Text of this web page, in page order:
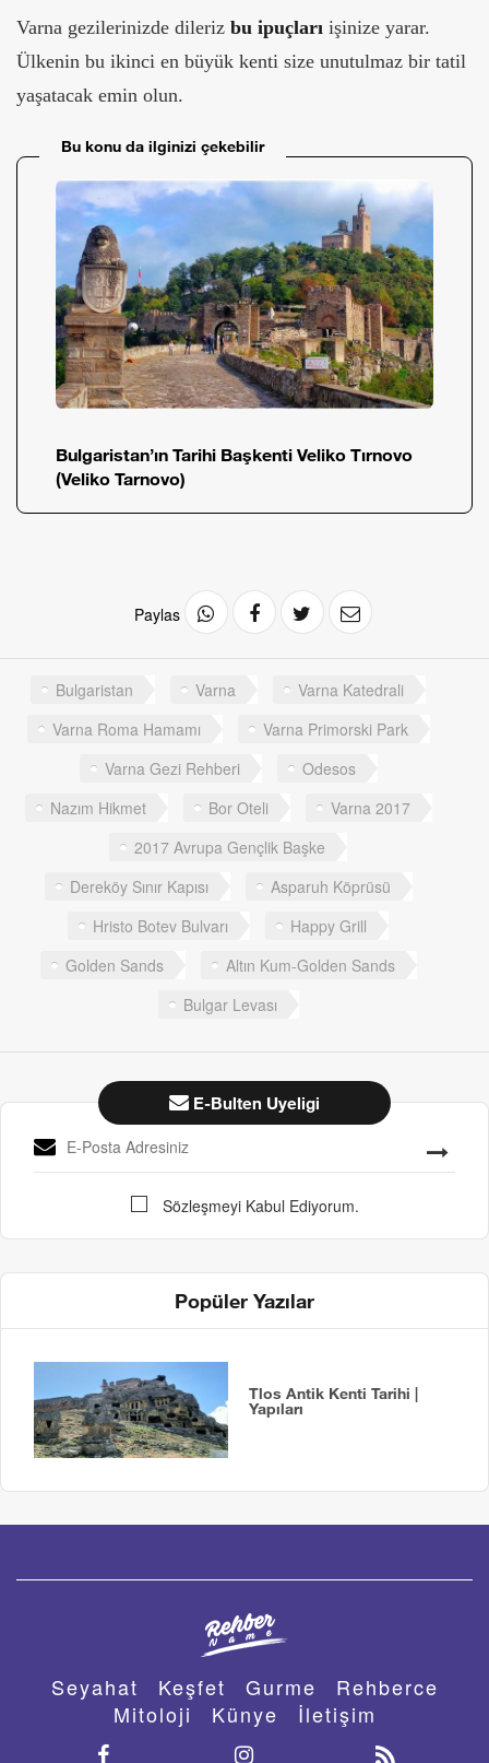
Varna gezilerinizde dileriz bu ipuçları işinize yarar.
Ülkenin bu ikinci en büyük kenti size unutulmaz bir tatil
yaşatacak emin olun.
Bu konu da ilginizi çekebilir
Bulgaristan’ın Tarihi Başkenti Veliko Tırnovo
(Veliko Tarnovo)
Paylas
Bulgaristan Varna
Varna Katedrali
Varna Roma Hamamı
Varna Primorski Park
Varna Gezi Rehberi
Odesos
Nazım Hikmet
Bor Oteli
Varna 2017
2017 Avrupa Gençlik Başke
Dereköy Sınır Kapısı
Asparuh Köprüsü
Hristo Botev Bulvarı
Happy Grill
Golden Sands
Altın Kum-Golden Sands
Bulgar Levası
E-Bulten Uyeligi
Sözleşmeyi Kabul Ediyorum.
Popüler Yazılar
Tlos Antik Kenti Tarihi |
Yapıları
Seyahat Keşfet Gurme
Rehberce
Mitoloji
Künye İletişim